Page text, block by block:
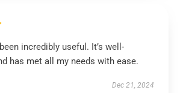
incredibly useful. It’s well-
has met all my needs with ease.
Dec 21, 2024